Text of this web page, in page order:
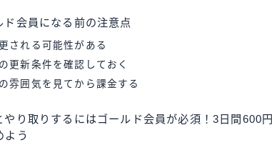
ド会員になる前の注意点
される可能性がある
更新条件を確認しておく
雰囲気を見てから課金する
やり取りするにはゴールド会員が必須！3日間600円
よう